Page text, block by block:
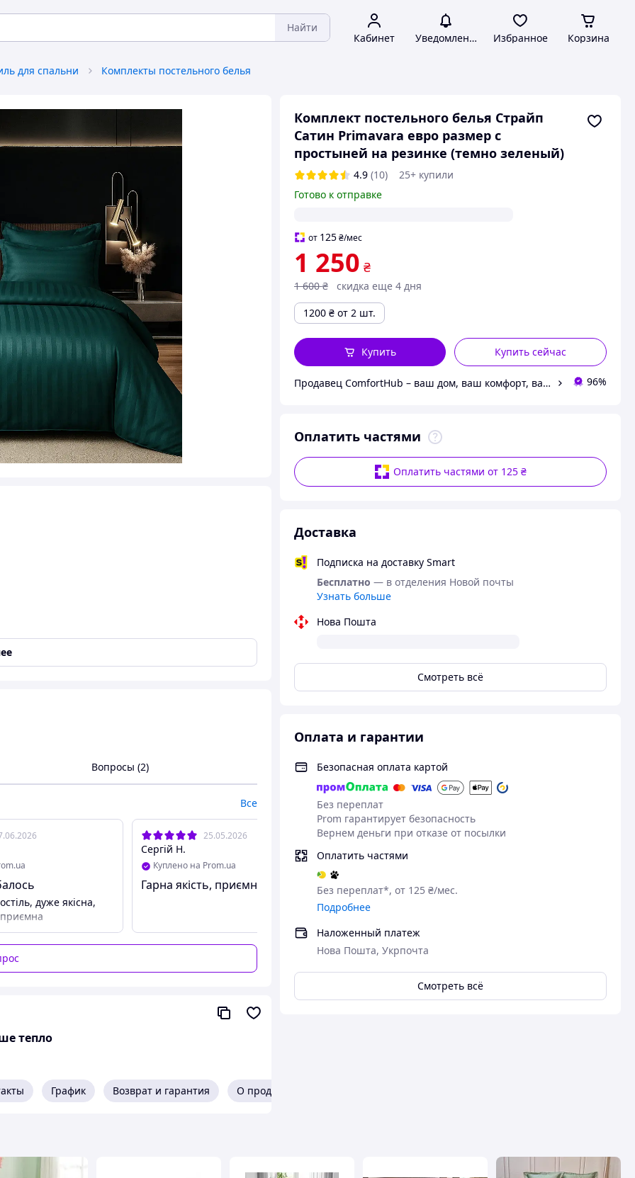
Найти
Кабинет Уведомления Избранное Корзина
для спальни Комплекты постельного белья
Комплект постельного белья Страйп
Сатин Primavara евро размер с
простыней на резинке (темно зеленый)
4.9 (10)
25+ купили
Готово к отправке
от 125 ₴/мес
1 250 ₴
1 600 ₴
скидка еще 4 дня
1200 ₴ от 2 шт.
Купить сейчас
Купить
Продавец ComfortHub – ваш дом, ваш комфорт, ваше тепло 96%
Оплатить частями
Оплатить частями от 125 ₴
Доставка
Подписка на доставку Smart
Бесплатно — в отделения Новой почты
Узнать больше
Нова Пошта
Смотреть всё
Оплата и гарантии
Безопасная оплата картой
Без переплат
Prom гарантирует безопасность
Вернем деньги при отказе от посылки
Оплатить частями
Без переплат*, от 125 ₴/мес.
Подробнее
Наложенный платеж
Нова Пошта, Укрпочта
Смотреть всё
за доступную цену
однотонный дизайн в тонкую полоску делает
не сползает, идеальна для активного сна.
на резинке прямо сейчас – подарите
на сайте в удобное для вас время.
Вопросы (2)
Все
дуже якісна,
25.05.2026
Сергій Н.
Куплено на Prom.ua
Гарна якість, приємна ціна.
20.05.2026
Гарна якість
тепло
График Возврат и гарантия О продавце